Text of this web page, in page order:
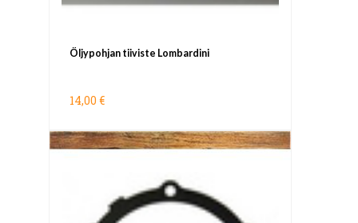
Öljypohjan tiiviste Lombardini
14,00 €